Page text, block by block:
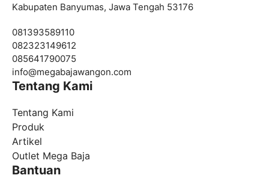
Kabupaten Banyumas, Jawa Tengah 53176
081393589110
082323149612
085641790075
info@megabajawangon.com
Tentang Kami
Tentang Kami
Produk
Artikel
Outlet Mega Baja
Bantuan